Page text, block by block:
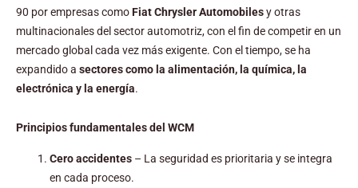
90 por empresas comoFiat Chrysler Automobilesy otras
multinacionales del sector automotriz, con el fin de competir en un
mercado global cada vez más exigente. Con el tiempo, se ha
expandido a sectores como la alimentación, la química, la
electrónica y la energía.
Principios fundamentales del WCM
Cero accidentes – La seguridad es prioritaria y se integra
en cada proceso.